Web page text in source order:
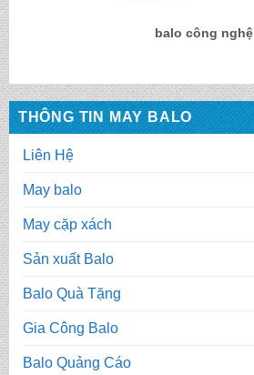
THÔNG TIN MAY BALO
Liên Hệ
May balo
May cặp xách
Sản xuất Balo
Balo Quà Tặng
Gia Công Balo
Balo Quảng Cáo
balo công nghệ